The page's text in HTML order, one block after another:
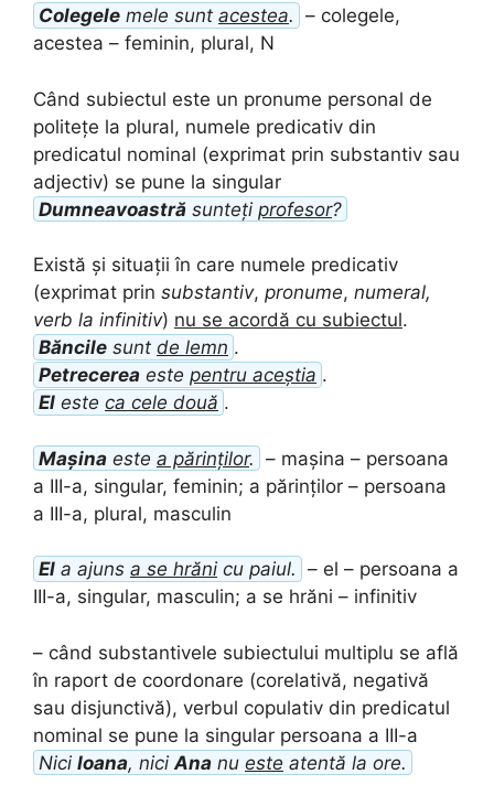
Colegele mele sunt acestea. – colegele,
acestea – feminin, plural, N
Când subiectul este un pronume personal de
politețe la plural, numele predicativ din
predicatul nominal (exprimat prin substantiv sau
adjectiv) se pune la singular
Dumneavoastră sunteți profesor?
Există și situații în care numele predicativ
(exprimat prin substantiv, pronume, numeral,
verb la infinitiv) nu se acordă cu subiectul.
Băncile sunt de lemn .
Petrecerea este pentru aceștia .
El este ca cele două .
Mașina este a părinților. – mașina – persoana
a III-a, singular, feminin; a părinților – persoana
a III-a, plural, masculin
El a ajuns a se hrăni cu paiul. – el – persoana a
III-a, singular, masculin; a se hrăni – infinitiv
– când substantivele subiectului multiplu se află
în raport de coordonare (corelativă, negativă
sau disjunctivă), verbul copulativ din predicatul
nominal se pune la singular persoana a III-a
Nici Ioana, nici Ana nu este atentă la ore.